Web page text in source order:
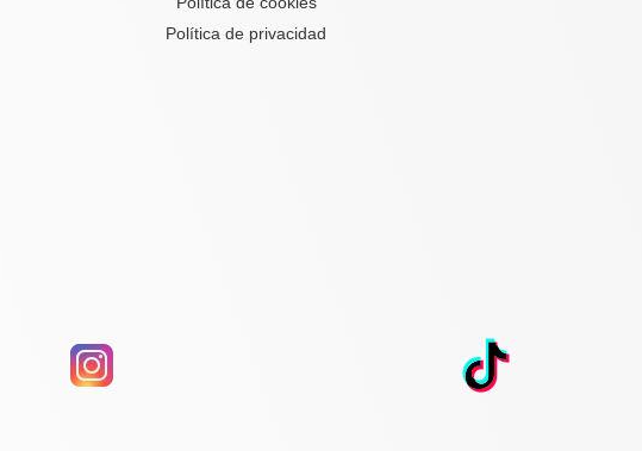
Política de privacidad